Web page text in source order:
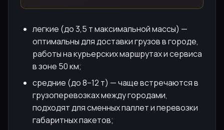
легкие (до 3,5 т максимальной массы) —
оптимальны для доставки грузов в городе,
работы на курьерских маршрутах и сервиса
в зоне 50 км;
средние (до 8–12 т) — чаще встречаются в
грузоперевозках между городами,
подходят для сменных паллет и перевозки
габаритных пакетов;